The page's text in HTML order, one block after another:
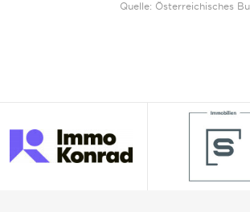
Quelle: Österreichisches